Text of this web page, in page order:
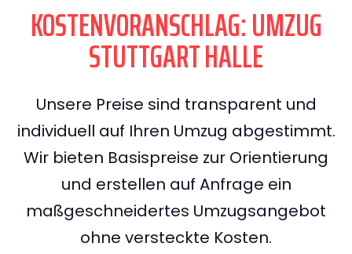
KOSTENVORANSCHLAG: UMZUG
STUTTGART HALLE
Unsere Preise sind transparent und
individuell auf Ihren Umzug abgestimmt.
Wir bieten Basispreise zur Orientierung
und erstellen auf Anfrage ein
maßgeschneidertes Umzugsangebot
ohne versteckte Kosten.